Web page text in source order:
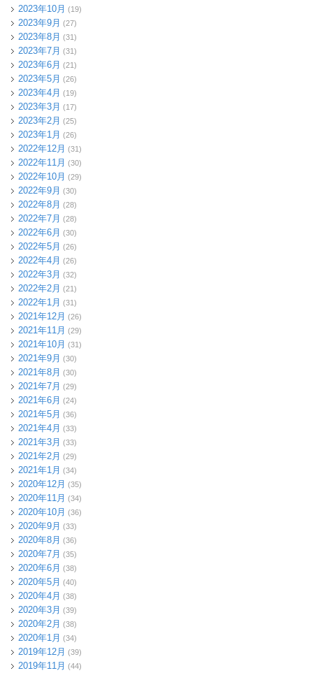
2023年10月 (19)
2023年9月 (27)
2023年8月 (31)
2023年7月 (31)
2023年6月 (21)
2023年5月 (26)
2023年4月 (19)
2023年3月 (17)
2023年2月 (25)
2023年1月 (26)
2022年12月 (31)
2022年11月 (30)
2022年10月 (29)
2022年9月 (30)
2022年8月 (28)
2022年7月 (28)
2022年6月 (30)
2022年5月 (26)
2022年4月 (26)
2022年3月 (32)
2022年2月 (21)
2022年1月 (31)
2021年12月 (26)
2021年11月 (29)
2021年10月 (31)
2021年9月 (30)
2021年8月 (30)
2021年7月 (29)
2021年6月 (24)
2021年5月 (36)
2021年4月 (33)
2021年3月 (33)
2021年2月 (29)
2021年1月 (34)
2020年12月 (35)
2020年11月 (34)
2020年10月 (36)
2020年9月 (33)
2020年8月 (36)
2020年7月 (35)
2020年6月 (38)
2020年5月 (40)
2020年4月 (38)
2020年3月 (39)
2020年2月 (38)
2020年1月 (34)
2019年12月 (39)
2019年11月 (44)